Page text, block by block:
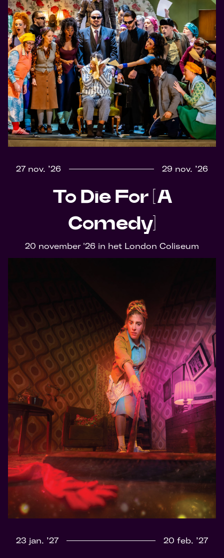
27 nov. ’26 29 nov. ’26
To Die For [A
Comedy]
20 november '26 in het London Coliseum
23 jan. ’27 20 feb. ’27